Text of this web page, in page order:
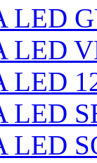
LED
LED
LED
LED
LED